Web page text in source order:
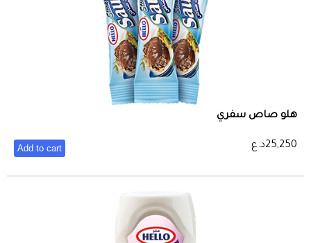
هلو صاص سفري
25,250د.ع Add to cart